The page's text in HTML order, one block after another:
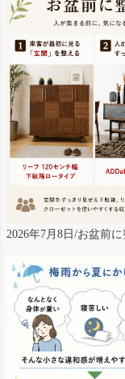
2026年7月8日/お盆前